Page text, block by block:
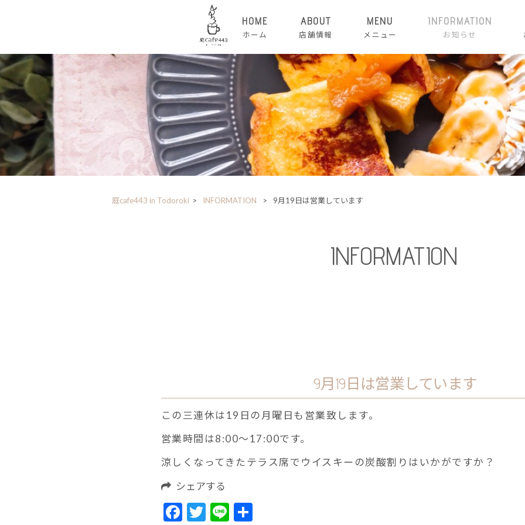
HOME
ホーム
ABOUT
店舗情報
MENU
メニュー
INFORMATION
お知らせ
庭cafe443 in Todoroki > INFORMATION > 9月19日は営業しています
INFORMATION
9月19日は営業しています
この三連休は19日の月曜日も営業致します。
営業時間は8:00〜17:00です。
涼しくなってきたテラス席でウイスキーの炭酸割りはいかがですか？
シェアする
Facebook
Twitter
Line共